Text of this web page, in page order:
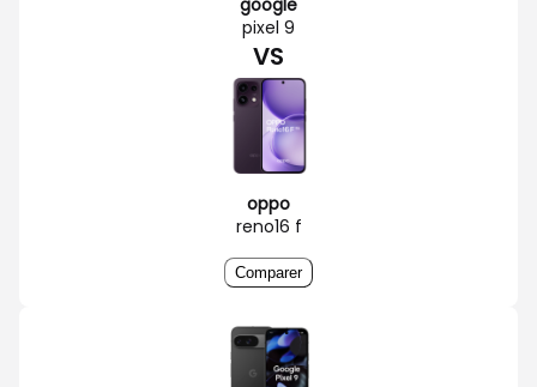
pixel 9
VS
oppo
reno16 f
Comparer